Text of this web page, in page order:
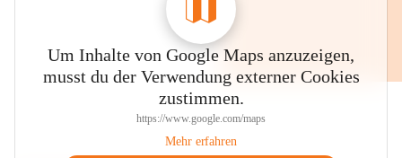
Um Inhalte von Google Maps anzuzeigen,
musst du der Verwendung externer Cookies
zustimmen.
https://www.google.com/maps
Mehr erfahren